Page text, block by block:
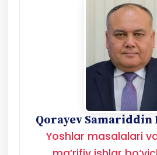
Qorayev Samariddin
Yoshlar masalalari